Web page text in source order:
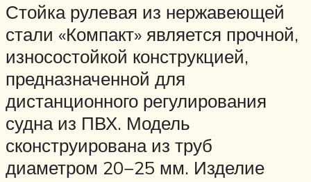
Стойка рулевая из нержавеющей
стали «Компакт» является прочной,
износостойкой конструкцией,
предназначенной для
дистанционного регулирования
судна из ПВХ. Модель
сконструирована из труб
диаметром 20−25 мм. Изделие